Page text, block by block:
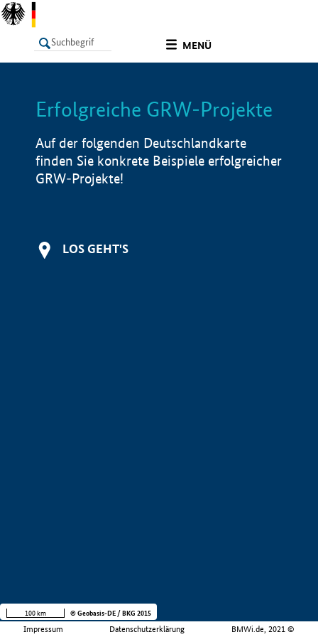
MENÜ
LISTE Info
Erfolgreiche GRW-Projekte
Auf der folgenden Deutschlandkarte
finden Sie konkrete Beispiele erfolgreicher
GRW-Projekte!
LOS GEHT'S
Impressum Datenschutzerklärung BMWi.de, 2021 ©
100 km © Geobasis-DE / BKG 2015